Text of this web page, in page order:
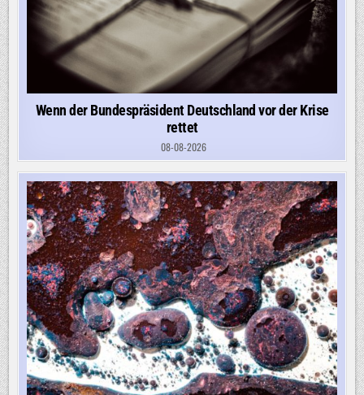
Wenn der Bundespräsident Deutschland vor der Krise
rettet
08-08-2026